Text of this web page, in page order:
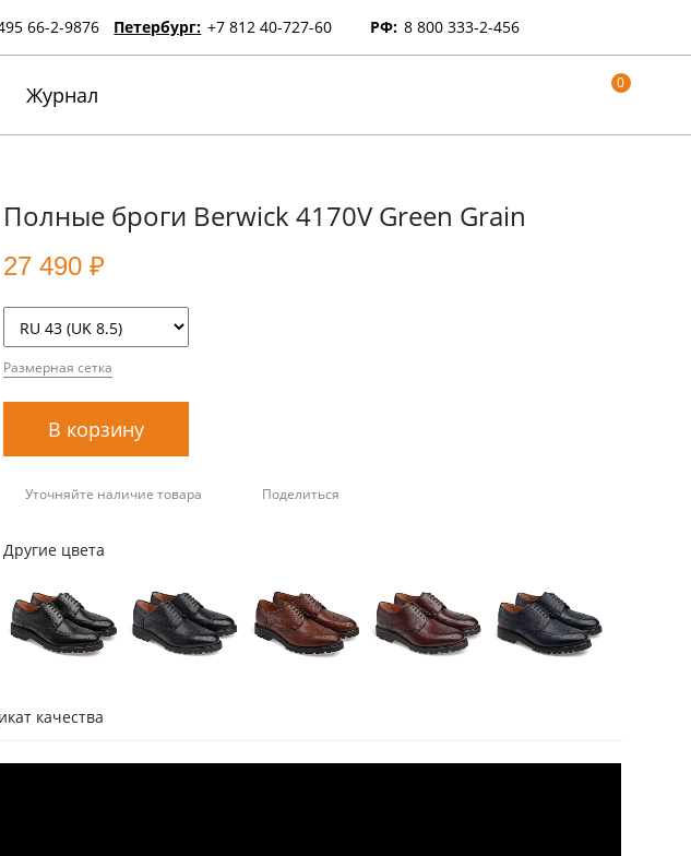
66-2-9876 Петербург: +7 812 40-727-60 РФ: 8 800 333-2-456
Журнал 0
Полные броги Berwick 4170V Green Grain
27 490 ₽
Размерная сетка
В корзину
Уточняйте наличие товара Поделиться
Другие цвета
качества